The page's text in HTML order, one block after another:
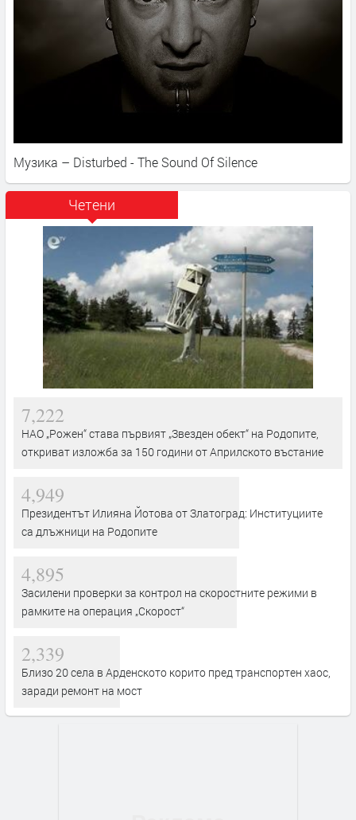
Музика – Disturbed - The Sound Of Silence
Четени
7,222
НАО „Рожен“ става първият „Звезден обект“ на Родопите,
откриват изложба за 150 години от Априлското въстание
4,949
Президентът Илияна Йотова от Златоград: Институциите
са длъжници на Родопите
4,895
Засилени проверки за контрол на скоростните режими в
рамките на операция „Скорост“
2,339
Близо 20 села в Арденското корито пред транспортен хаос,
заради ремонт на мост